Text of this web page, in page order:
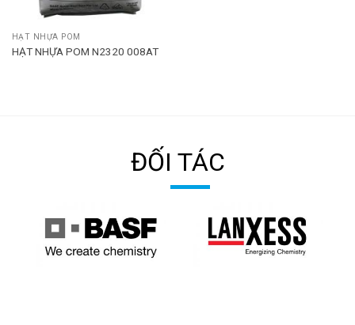
HẠT NHỰA POM
HẠT NHỰA POM N2320 008AT
ĐỐI TÁC